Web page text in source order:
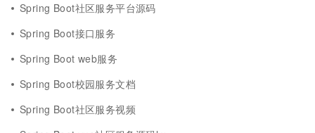
Spring Boot社区服务平台源码
Spring Boot接口服务
Spring Boot web服务
Spring Boot校园服务文档
Spring Boot社区服务视频